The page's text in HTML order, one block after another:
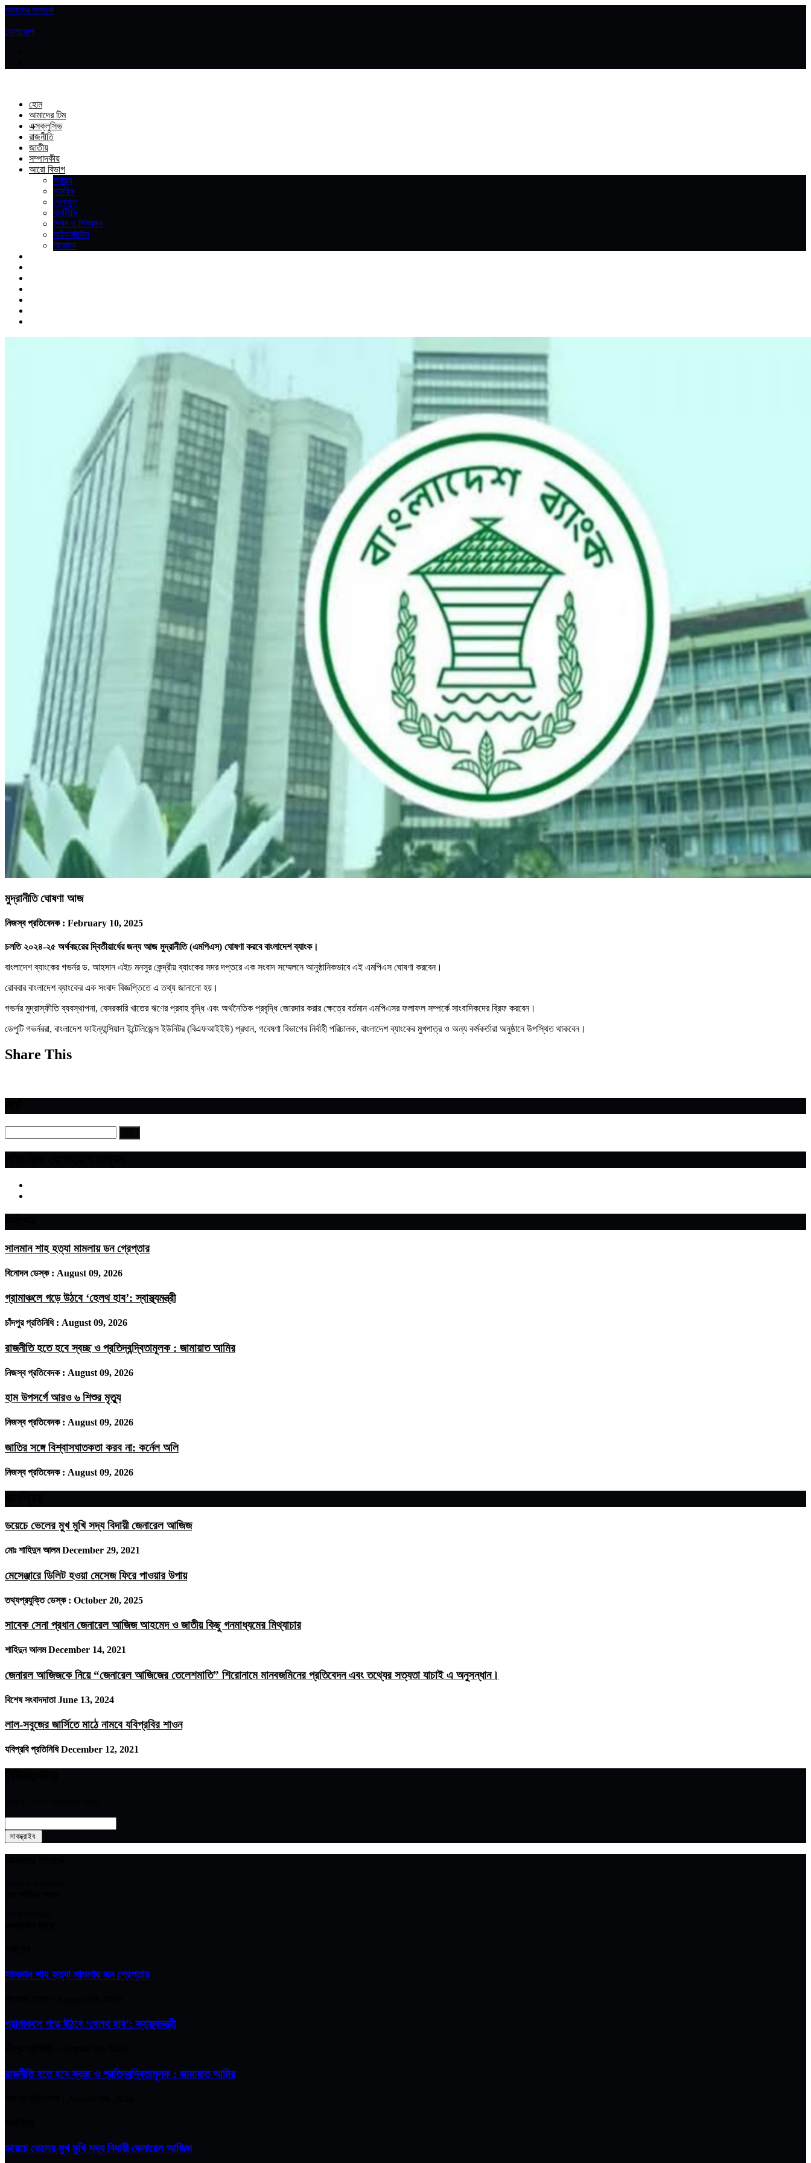
আমাদের সম্পর্কে
যোগাযোগ
হোম
আমাদের টিম
এক্সক্লুসিভ
রাজনীতি
জাতীয়
সম্পাদকীয়
আরো বিভাগ
স্বাস্থ্য
সামরিক
খেলাধুলা
অর্থনীতি
শিক্ষা ও শিক্ষাঙ্গন
লাইফস্টাইল
বিনোদন
মুদ্রানীতি ঘোষণা আজ
নিজস্ব প্রতিবেদক : February 10, 2025
চলতি ২০২৪-২৫ অর্থবছরের দ্বিতীয়ার্ধের জন্য আজ মুদ্রানীতি (এমপিএস) ঘোষণা করবে বাংলাদেশ ব্যাংক।
বাংলাদেশ ব্যাংকের গভর্নর ড. আহসান এইচ মনসুর কেন্দ্রীয় ব্যাংকের সদর দপ্তরে এক সংবাদ সম্মেলনে আনুষ্ঠানিকভাবে এই এমপিএস ঘোষণা করবেন।
রোববার বাংলাদেশ ব্যাংকের এক সংবাদ বিজ্ঞপ্তিতে এ তথ্য জানানো হয়।
গভর্নর মুদ্রাস্ফীতি ব্যবস্থাপনা, বেসরকারি খাতের ঋণের প্রবাহ বৃদ্ধি এবং অর্থনৈতিক প্রবৃদ্ধি জোরদার করার ক্ষেত্রে বর্তমান এমপিএসর ফলাফল সম্পর্কে সাংবাদিকদের ব্রিফ করবেন।
ডেপুটি গভর্নররা, বাংলাদেশ ফাইন্যান্সিয়াল ইন্টেলিজেন্স ইউনিটর (বিএফআইইউ) প্রধান, গবেষণা বিভাগের নির্বাহী পরিচালক, বাংলাদেশ ব্যাংকের মুখপাত্র ও অন্য কর্মকর্তারা অনুষ্ঠানে উপস্থিত থাকবেন।
Share This
সালমান শাহ হত্যা মামলায় ডন গ্রেপ্তার
বিনোদন ডেস্ক : August 09, 2026
গ্রামাঞ্চলে গড়ে উঠবে ‘হেলথ হাব’: স্বাস্থ্যমন্ত্রী
চাঁদপুর প্রতিনিধি : August 09, 2026
রাজনীতি হতে হবে স্বচ্ছ ও প্রতিদ্বন্দ্বিতামূলক : জামায়াত আমির
নিজস্ব প্রতিবেদক : August 09, 2026
হাম উপসর্গে আরও ৬ শিশুর মৃত্যু
নিজস্ব প্রতিবেদক : August 09, 2026
জাতির সঙ্গে বিশ্বাসঘাতকতা করব না: কর্নেল অলি
নিজস্ব প্রতিবেদক : August 09, 2026
ডয়েচে ভেলের মুখ মুখি সদ্য বিদায়ী জেনারেল আজিজ
মোঃ শাহিদুন আলমDecember 29, 2021
মেসেঞ্জারে ডিলিট হওয়া মেসেজ ফিরে পাওয়ার উপায়
তথ্যপ্রযুক্তি ডেস্ক : October 20, 2025
সাবেক সেনা প্রধান জেনারেল আজিজ আহমেদ ও জাতীয় কিছু গনমাধ্যমের মিথ্যাচার
শাহিদুন আলমDecember 14, 2021
জেনারল আজিজকে নিয়ে “জেনারেল আজিজের তেলেশমাতি” শিরোনামে মানবজমিনের প্রতিবেদন এবং তথ্যের সত্যতা যাচাই এ অনুসন্ধান।
বিশেষ সংবাদদাতাJune 13, 2024
লাল-সবুজের জার্সিতে মাঠে নামবে যবিপ্রবির শাওন
যবিপ্রবি প্রতিনিধিDecember 12, 2021
সালমান শাহ হত্যা মামলায় ডন গ্রেপ্তার
গ্রামাঞ্চলে গড়ে উঠবে ‘হেলথ হাব’: স্বাস্থ্যমন্ত্রী
রাজনীতি হতে হবে স্বচ্ছ ও প্রতিদ্বন্দ্বিতামূলক : জামায়াত আমির
ডয়েচে ভেলের মুখ মুখি সদ্য বিদায়ী জেনারেল আজিজ